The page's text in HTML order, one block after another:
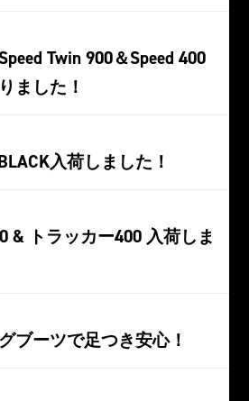
Twin 900＆Speed 400
ました！
入荷しました！
& トラッカー400 入荷しま
ブーツで足つき安心！